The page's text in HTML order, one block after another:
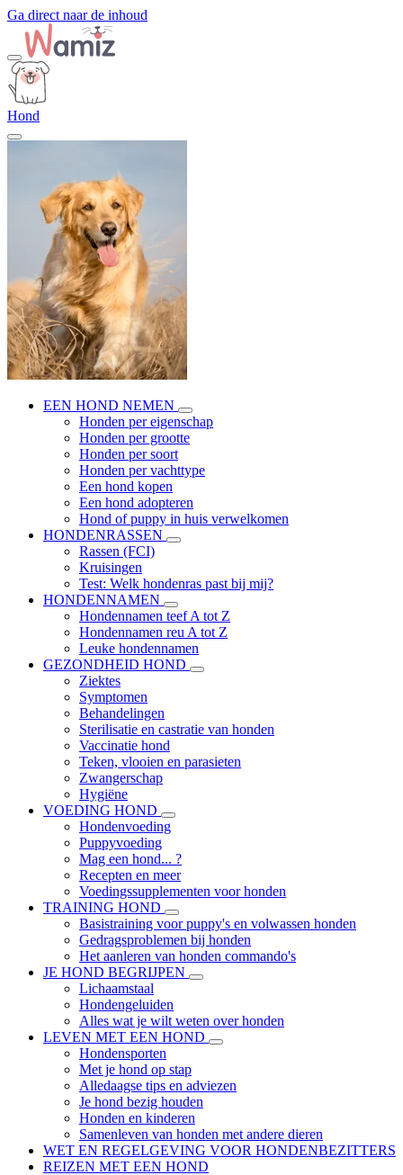
Ga direct naar de inhoud
Hond
EEN HOND NEMEN
Honden per eigenschap
Honden per grootte
Honden per soort
Honden per vachttype
Een hond kopen
Een hond adopteren
Hond of puppy in huis verwelkomen
HONDENRASSEN
Rassen (FCI)
Kruisingen
Test: Welk hondenras past bij mij?
HONDENNAMEN
Hondennamen teef A tot Z
Hondennamen reu A tot Z
Leuke hondennamen
GEZONDHEID HOND
Ziektes
Symptomen
Behandelingen
Sterilisatie en castratie van honden
Vaccinatie hond
Teken, vlooien en parasieten
Zwangerschap
Hygiëne
VOEDING HOND
Hondenvoeding
Puppyvoeding
Mag een hond... ?
Recepten en meer
Voedingssupplementen voor honden
TRAINING HOND
Basistraining voor puppy's en volwassen honden
Gedragsproblemen bij honden
Het aanleren van honden commando's
JE HOND BEGRIJPEN
Lichaamstaal
Hondengeluiden
Alles wat je wilt weten over honden
LEVEN MET EEN HOND
Hondensporten
Met je hond op stap
Alledaagse tips en adviezen
Je hond bezig houden
Honden en kinderen
Samenleven van honden met andere dieren
WET EN REGELGEVING VOOR HONDENBEZITTERS
REIZEN MET EEN HOND